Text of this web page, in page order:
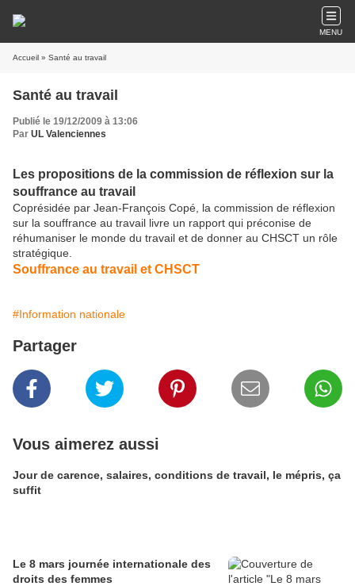
MENU
Accueil » Santé au travail
Santé au travail
Publié le 19/12/2009 à 13:06
Par UL Valenciennes
Les propositions de la commission de réflexion sur la
souffrance au travail
Coprésidée par Jean-François Copé, la commission de réflexion
sur la souffrance au travail livre un rapport qui préconise de
réhumaniser le monde du travail et de donner au CHSCT un rôle
stratégique.
Souffrance au travail et CHSCT
#Information nationale
Partager
Vous aimerez aussi
Jour de carence, salaires, conditions de travail, le mépris, ça
suffit
Le 8 mars journée internationale des
droits des femmes